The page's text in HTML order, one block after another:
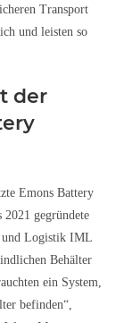
Transport
und leisten so
der
Emons Battery
gegründete
und Logistik IML
Behälter
ein System,
befinden“,